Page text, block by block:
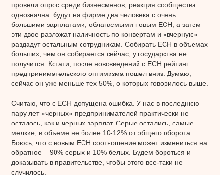
провели опрос среди бизнесменов, реакция сообщества
однозначна: будут на фирме два человека с очень
большими зарплатами, облагаемыми новым ЕСН, а затем
эти двое разложат наличность по конвертам и «вчерную»
раздадут остальным сотрудникам. Собирать ЕСН в объемах
больших, чем он собирается сейчас, у государства не
получится. Кстати, после нововведений с ЕСН рейтинг
предпринимательского оптимизма пошел вниз. Думаю,
сейчас он уже меньше тех 50%, о которых говорилось выше.
Считаю, что с ЕСН допущена ошибка. У нас в последнюю
пару лет «черных» предпринимателей практически не
осталось, как и черных зарплат. Серые остались, самые
мелкие, в объеме не более 10-12% от общего оборота.
Боюсь, что с новым ЕСН соотношение может измениться на
обратное – 90% серых и 10% белых. Будем бороться и
доказывать в правительстве, чтобы этого все-таки не
случилось.